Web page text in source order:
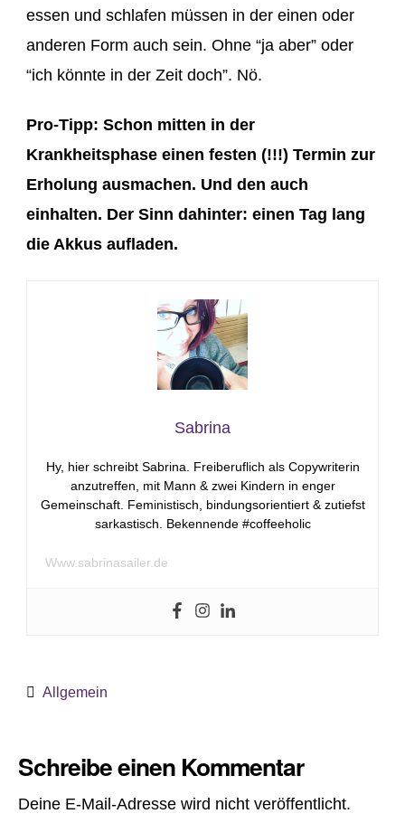
essen und schlafen müssen in der einen oder
anderen Form auch sein. Ohne “ja aber” oder
“ich könnte in der Zeit doch”. Nö.
Pro-Tipp: Schon mitten in der
Krankheitsphase einen festen (!!!) Termin zur
Erholung ausmachen. Und den auch
einhalten. Der Sinn dahinter: einen Tag lang
die Akkus aufladen.
Sabrina
Hy, hier schreibt Sabrina. Freiberuflich als Copywriterin
anzutreffen, mit Mann & zwei Kindern in enger
Gemeinschaft. Feministisch, bindungsorientiert & zutiefst
sarkastisch. Bekennende #coffeeholic
Www.sabrinasailer.de
Allgemein
Schreibe einen Kommentar
Deine E-Mail-Adresse wird nicht veröffentlicht.